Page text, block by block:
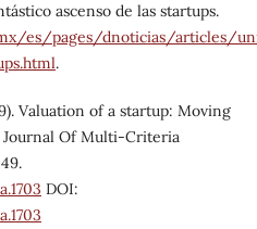
ascenso de las startups.
es/pages/dnoticias/articles/
.
Valuation of a startup: Moving
Journal Of Multi-Criteria
DOI: